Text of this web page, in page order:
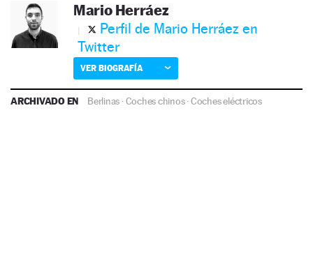
Mario Herráez
Perfil de Mario Herráez en
Twitter
VER BIOGRAFÍA
ARCHIVADO EN Berlinas ·Coches chinos·Coches eléctricos